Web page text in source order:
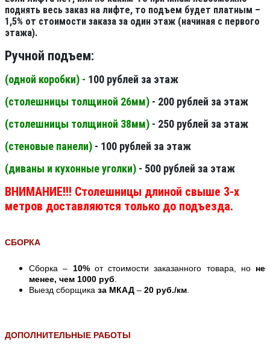
поднять весь заказ на лифте, то подъем будет платным –
1,5% от стоимости заказа за один этаж (начиная с первого
этажа).
Ручной подъем:
(одной коробки) - 100 рублей за этаж
(столешницы толщиной 26мм) - 200 рублей за этаж
(столешницы толщиной 38мм) - 250 рублей за этаж
(стеновые панели) - 100 рублей за этаж
(диваны и кухонные уголки) - 500 рублей за этаж
ВНИМАНИЕ!!! Столешницы длиной свыше 3-х
метров доставляются только до подъезда.
СБОРКА
Сборка – 10%от стоимости заказанного товара, но не
менее, чем 1000 руб
Выезд сборщика за МКАД – 20 руб./км
ДОПОЛНИТЕЛЬНЫЕ РАБОТЫ